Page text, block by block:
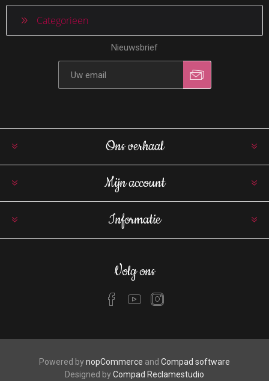
Categorieen
Nieuwsbrief
Ons verhaal
Mijn account
Informatie
Volg ons
Powered bynopCommerce and Compad software
Designed byCompad Reclamestudio